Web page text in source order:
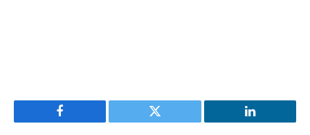
Facebook Twitter LinkedIn